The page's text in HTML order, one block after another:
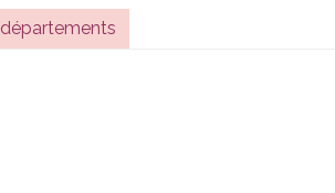
départements